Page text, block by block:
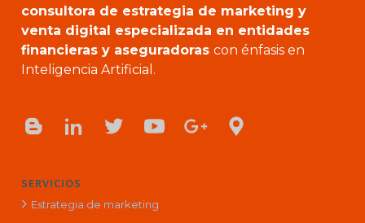
consultora de estrategia de marketing y
venta digital especializada en entidades
financieras y aseguradoras con énfasis en
Inteligencia Artificial.
SERVICIOS
Estrategia de marketing